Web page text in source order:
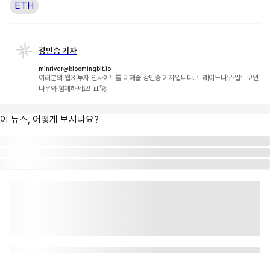
ETH
강민승 기자
minriver@bloomingbit.io
여러분의 웹3 투자 인사이트를 더해줄 강민승 기자입니다. 트레이드나우·알트코인
나우와 함께하세요! 📊🚀
이 뉴스, 어떻게 보시나요?